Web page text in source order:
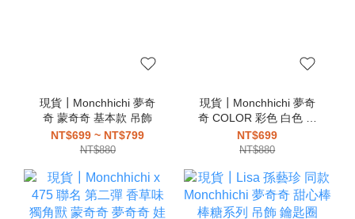
現貨┃Monchhichi 夢奇
奇 蒙奇奇 基本款 吊飾
NT$699 ~ NT$799
NT$880
現貨┃Monchhichi 夢奇
奇 COLOR 彩色 白色 黑
色 粉色 藍色 綠色 紫色
吊飾
NT$699
NT$880